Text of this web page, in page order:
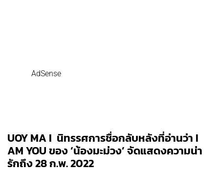
AdSense
UOY MA I นิทรรศการชื่อกลับหลังที่อ่านว่า I
AM YOU ของ ‘น้องมะม่วง’ จัดแสดงความน่า
รักถึง 28 ก.พ. 2022